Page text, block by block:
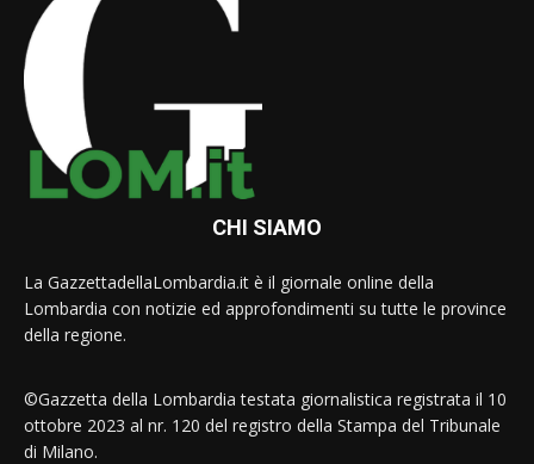
CHI SIAMO
La GazzettadellaLombardia.it è il giornale online della
Lombardia con notizie ed approfondimenti su tutte le province
della regione.
©Gazzetta della Lombardia testata giornalistica registrata il 10
ottobre 2023 al nr. 120 del registro della Stampa del Tribunale
di Milano.